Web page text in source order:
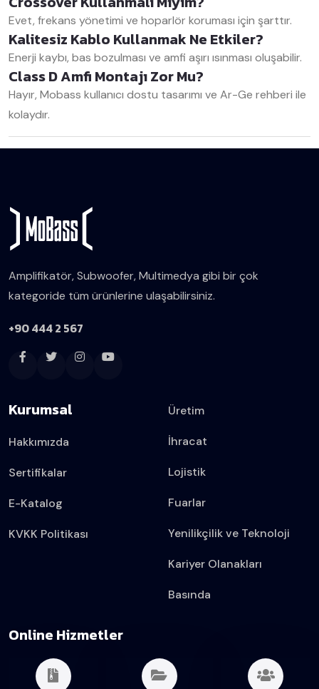
Evet, frekans yönetimi ve hoparlör koruması için şarttır.
Kalitesiz Kablo Kullanmak Ne Etkiler?
Enerji kaybı, bas bozulması ve amfi aşırı ısınması oluşabilir.
Class D Amfi Montajı Zor Mu?
Hayır, Mobass kullanıcı dostu tasarımı ve Ar-Ge rehberi ile
kolaydır.
Amplifikatör, Subwoofer, Multimedya gibi bir çok
kategoride tüm ürünlerine ulaşabilirsiniz.
+90 444 2 567
Kurumsal
Hakkımızda
Sertifikalar
E-Katalog
KVKK Politikası
Üretim
İhracat
Lojistik
Fuarlar
Yenilikçilik ve Teknoloji
Kariyer Olanakları
Basında
Online Hizmetler